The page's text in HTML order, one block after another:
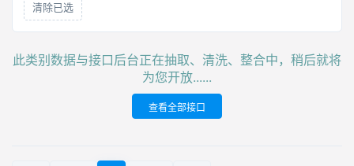
清除已选
此类别数据与接口后台正在抽取、清洗、整合中，稍后就将
为您开放......
查看全部接口